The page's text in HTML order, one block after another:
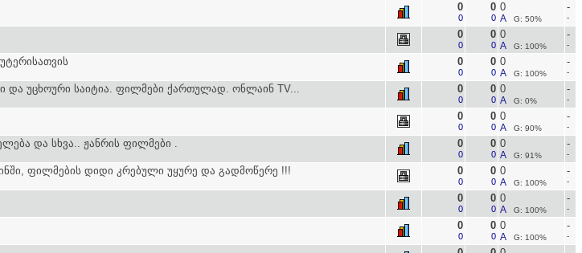
0
0
0
0
0
A G: 50%
-
-
0
0
0
0
0
A G: 100%
-
-
0
0
0
0
0
A G: 100%
-
-
და უცხოური საიტია. ფილმები ქართულად. ონლაინ TV... 0
0
0
0
0
A G: 0%
-
-
0
0
0
0
0
A G: 90%
-
-
და სხვა.. ჟანრის ფილმები . 0
0
0
0
0
A G: 91%
-
-
ფილმების დიდი კრებული უყურე და გადმოწერე !!! 0
0
0
0
0
A G: 100%
-
-
0
0
0
0
0
A G: 100%
-
-
0
0
0
0
0
A G: 100%
-
-